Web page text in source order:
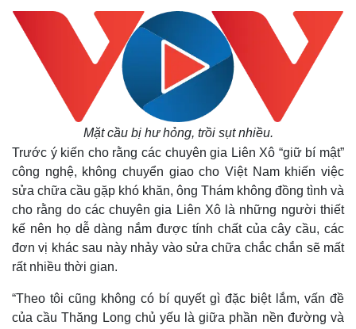
Mặt cầu bị hư hỏng, trồi sụt nhiều.
Trước ý kiến cho rằng các chuyên gia Liên Xô “giữ bí mật”
công nghệ, không chuyển giao cho Việt Nam khiến việc
sửa chữa cầu gặp khó khăn, ông Thám không đồng tình và
cho rằng do các chuyên gia Liên Xô là những người thiết
kế nên họ dễ dàng nắm được tính chất của cây cầu, các
đơn vị khác sau này nhảy vào sửa chữa chắc chắn sẽ mất
rất nhiều thời gian.
“Theo tôi cũng không có bí quyết gì đặc biệt lắm, vấn đề
của cầu Thăng Long chủ yếu là giữa phần nền đường và